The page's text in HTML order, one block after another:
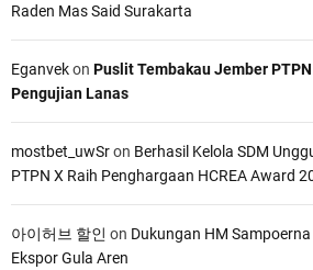
Raden Mas Said Surakarta
Eganvekon Puslit Tembakau Jember
Pengujian Lanas
mostbet_uwSron Berhasil Kelola SDM
PTPN X Raih Penghargaan HCREA Award
아이허브 할인 on Dukungan HM
Ekspor Gula Aren